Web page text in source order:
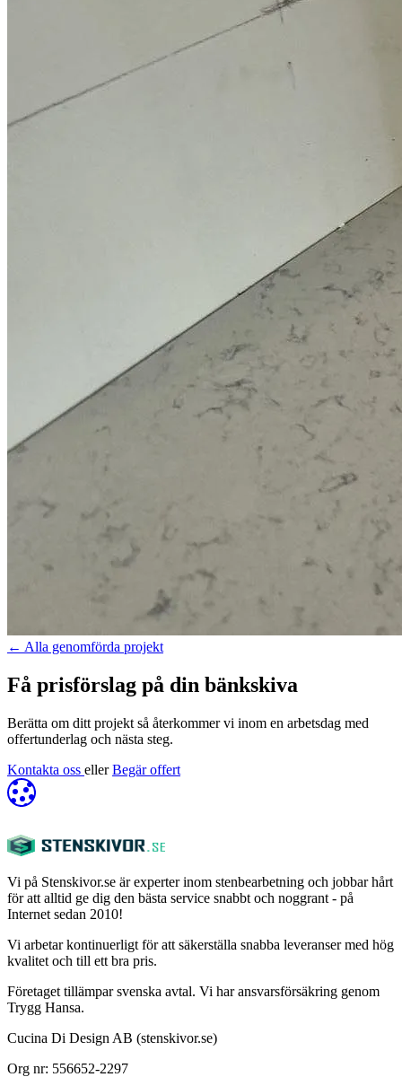
← Alla genomförda projekt
Få prisförslag på din bänkskiva
Berätta om ditt projekt så återkommer vi inom en arbetsdag med
offertunderlag och nästa steg.
Kontakta oss eller Begär offert
Vi på Stenskivor.se är experter inom stenbearbetning och jobbar hårt
för att alltid ge dig den bästa service snabbt och noggrant - på
Internet sedan 2010!
Vi arbetar kontinuerligt för att säkerställa snabba leveranser med hög
kvalitet och till ett bra pris.
Företaget tillämpar svenska avtal. Vi har ansvarsförsäkring genom
Trygg Hansa.
Cucina Di Design AB (stenskivor.se)
Org nr: 556652-2297